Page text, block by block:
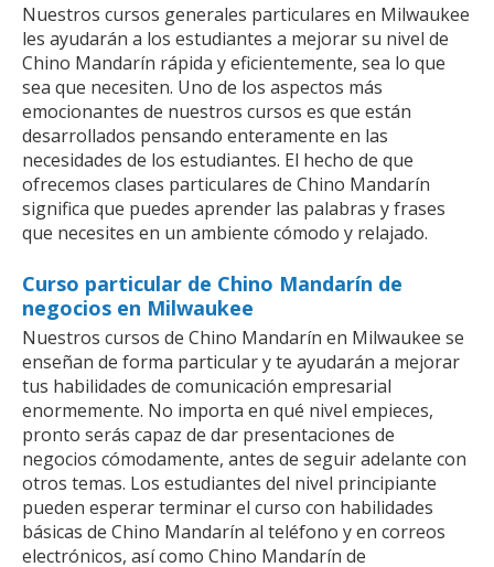
Nuestros cursos generales particulares en Milwaukee
les ayudarán a los estudiantes a mejorar su nivel de
Chino Mandarín rápida y eficientemente, sea lo que
sea que necesiten. Uno de los aspectos más
emocionantes de nuestros cursos es que están
desarrollados pensando enteramente en las
necesidades de los estudiantes. El hecho de que
ofrecemos clases particulares de Chino Mandarín
significa que puedes aprender las palabras y frases
que necesites en un ambiente cómodo y relajado.
Curso particular de Chino Mandarín de
negocios en Milwaukee
Nuestros cursos de Chino Mandarín en Milwaukee se
enseñan de forma particular y te ayudarán a mejorar
tus habilidades de comunicación empresarial
enormemente. No importa en qué nivel empieces,
pronto serás capaz de dar presentaciones de
negocios cómodamente, antes de seguir adelante con
otros temas. Los estudiantes del nivel principiante
pueden esperar terminar el curso con habilidades
básicas de Chino Mandarín al teléfono y en correos
electrónicos, así como Chino Mandarín de